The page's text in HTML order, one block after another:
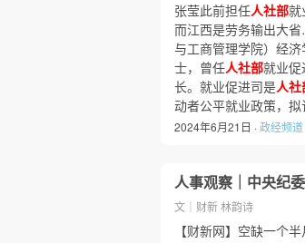
张莹此前担任人社部就
而江西是劳务输出大
与工商管理学院）经
士，曾任人社部就业
长。就业促进司是人社
动者公平就业政策，
2024年6月21日 ·政经频道
人事观察｜中央纪
文｜财新 林韵诗
【财新网】空缺一个